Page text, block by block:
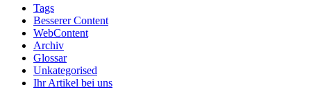
Tags
Besserer Content
WebContent
Archiv
Glossar
Unkategorised
Ihr Artikel bei uns